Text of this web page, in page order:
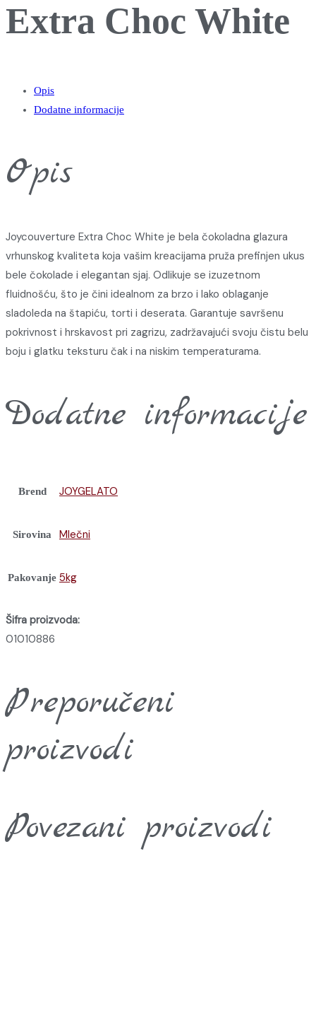
Extra Choc White
Opis
Dodatne informacije
Opis
Joycouverture Extra Choc White je bela čokoladna glazura
vrhunskog kvaliteta koja vašim kreacijama pruža prefinjen ukus
bele čokolade i elegantan sjaj. Odlikuje se izuzetnom
fluidnošću, što je čini idealnom za brzo i lako oblaganje
sladoleda na štapiću, torti i deserata. Garantuje savršenu
pokrivnost i hrskavost pri zagrizu, zadržavajući svoju čistu belu
boju i glatku teksturu čak i na niskim temperaturama.
Dodatne informacije
Brend JOYGELATO
Sirovina Mlečni
Pakovanje 5kg
Šifra proizvoda:
01010886
Preporučeni
proizvodi
Povezani proizvodi